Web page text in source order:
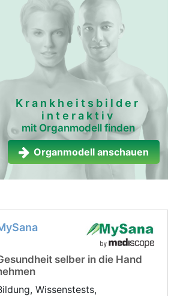
Krankheitsbilder
interaktiv
mit Organmodell finden
Organmodell anschauen
selber in die Hand
Wissenstests,